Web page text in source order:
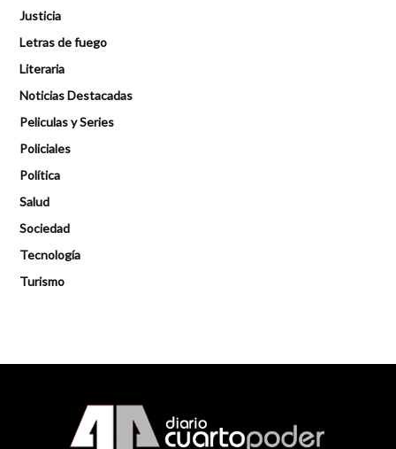
Justicia
Letras de fuego
Literaria
Noticias Destacadas
Peliculas y Series
Policiales
Política
Salud
Sociedad
Tecnología
Turismo